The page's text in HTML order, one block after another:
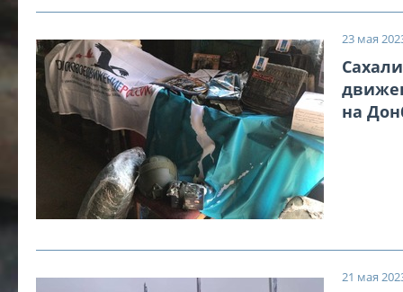
23 мая
на
21 мая